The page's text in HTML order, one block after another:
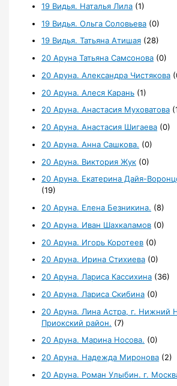
19 Видья. Наталья Лила (1)
19 Видья. Ольга Соловьева (0)
19 Видья. Татьяна Атишая (28)
20 Аруна Татьяна Самсонова (0)
20 Аруна. Александра Чистякова
20 Аруна. Алеся Карань (1)
20 Аруна. Анастасия Муховатова
20 Аруна. Анастасия Шигаева (0)
20 Аруна. Анна Сашкова. (0)
20 Аруна. Виктория Жук (0)
20 Аруна. Екатерина Дайя-
(19)
20 Аруна. Елена Безникина. (8)
20 Аруна. Иван Шахкаламов (0)
20 Аруна. Игорь Коротеев (0)
20 Аруна. Ирина Стихиева (0)
20 Аруна. Лариса Кассихина (36)
20 Аруна. Лариса Скибина (0)
20 Аруна. Лина Астра, г. Нижний
Приокский район. (7)
20 Аруна. Марина Носова. (0)
20 Аруна. Надежда Миронова (2)
20 Аруна. Роман Улыбин. г.